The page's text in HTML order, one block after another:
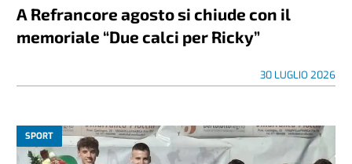
A Refrancore agosto si chiude con il
memoriale “Due calci per Ricky”
30 LUGLIO 2026
SPORT